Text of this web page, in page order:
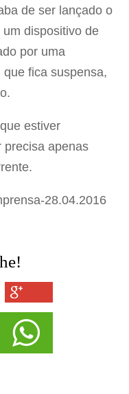
de ser lançado o
um dispositivo de
por uma
fica suspensa,
estiver
precisa apenas
28.04.2016